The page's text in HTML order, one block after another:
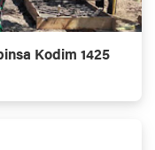
Kodim 1425